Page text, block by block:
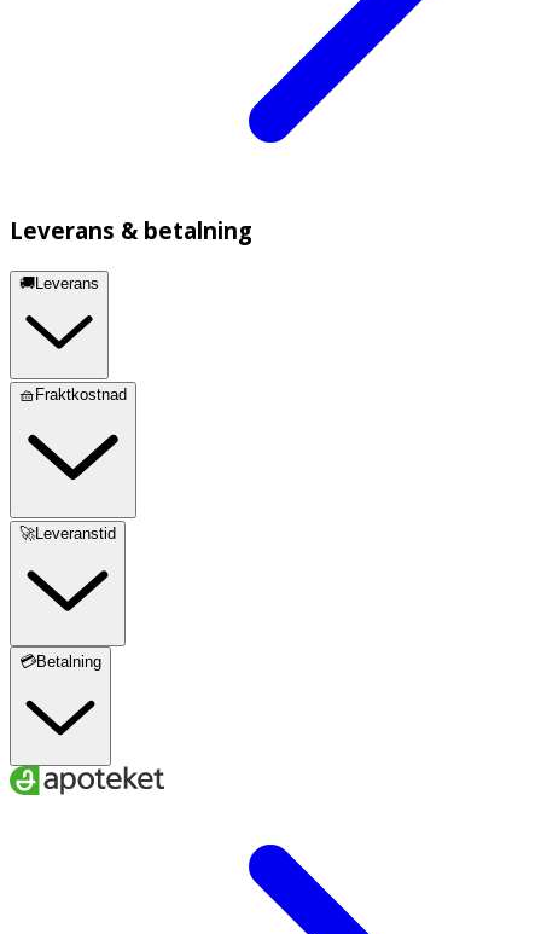
Leverans & betalning
🚚Leverans
🧺Fraktkostnad
🚀Leveranstid
💳Betalning